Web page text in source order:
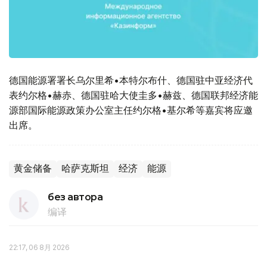
德国能源署署长乌尔里希•本特尔布什、德国驻中亚经济代
表约尔格•赫赤、德国驻哈大使圭多•赫兹、德国联邦经济能
源部国际能源政策办公室主任约尔格•基尔希等嘉宾将应邀
出席。
黄金储备 哈萨克斯坦 经济 能源
без автора
编译
22:17, 06 8月 2026